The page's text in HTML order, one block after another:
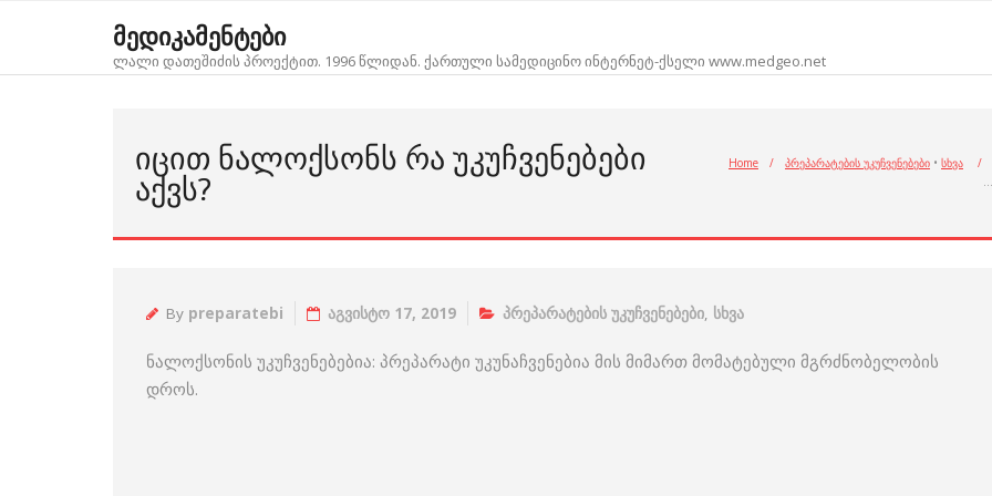
მედიკამენტები
ლალი დათეშიძის პროექტით. 1996 წლიდან. ქართული სამედიცინო ინტერნეტ-ქსელი www.medgeo.net
ᲘᲪᲘᲗ ᲜᲐᲚᲝᲥᲡᲝᲜᲡ ᲠᲐ ᲣᲙᲣᲩᲕᲔᲜᲔᲑᲔᲑᲘ
ᲐᲥᲕᲡ?
Home / პრეპარატების უკუჩვენებები • სხვა
/
…
By preparatebi აგვისტო 17, 2019 პრეპარატების უკუჩვენებები, სხვა
ნალოქსონის უკუჩვენებებია: პრეპარატი უკუნაჩვენებია მის მიმართ მომატებული მგრძნობელობის
დროს.